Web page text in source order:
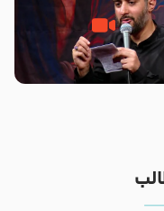
نوکراتم من عاشق کربلاتم
زمینه – شب هفتم – محرم